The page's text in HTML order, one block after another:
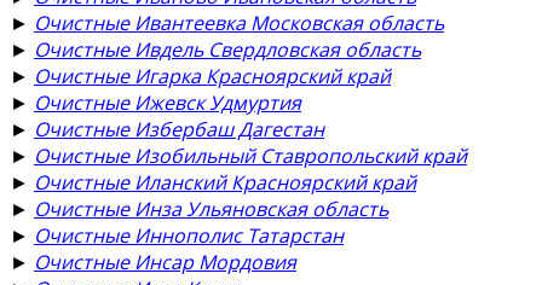
► Очистные Ивантеевка Московская область
► Очистные Ивдель Свердловская область
► Очистные Игарка Красноярский край
► Очистные Ижевск Удмуртия
► Очистные Избербаш Дагестан
► Очистные Изобильный Ставропольский край
► Очистные Иланский Красноярский край
► Очистные Инза Ульяновская область
► Очистные Иннополис Татарстан
► Очистные Инсар Мордовия